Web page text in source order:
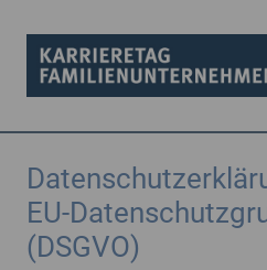
EU-
(DSGVO)